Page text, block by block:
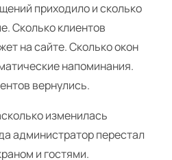
приходило и сколько
Сколько клиентов
на сайте. Сколько окон
напоминания.
вернулись.
изменилась
администратор перестал
и гостями.